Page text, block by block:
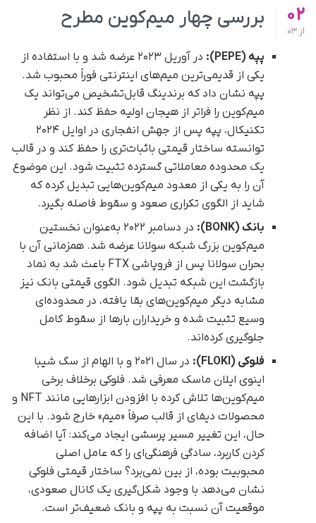
02
از
بررسی چهار میم‌کوین مطرح
پپه (PEPE):
در آوریل ۲۰۲۳ عرضه شد و با استفاده از
یکی از قدیمی‌ترین میم‌های اینترنتی فوراً محبوب شد.
پپه نشان داد که برندینگ قابل‌تشخیص می‌تواند یک
میم‌کوین را فراتر از هیجان اولیه حفظ کند. از نظر
تکنیکال، پپه پس از جهش انفجاری در اوایل ۲۰۲۴
توانسته ساختار قیمتی باثبات‌تری را حفظ کند و در قالب
یک محدوده معاملاتی گسترده تثبیت شود. این موضوع
آن را به یکی از معدود میم‌کوین‌هایی تبدیل کرده که
شاید از الگوی تکراری صعود و سقوط فاصله بگیرد.
بانک (BONK):
در دسامبر ۲۰۲۲ به‌عنوان نخستین
میم‌کوین بزرگ شبکه سولانا عرضه شد. همزمانی آن با
بحران سولانا پس از فروپاشی FTX باعث شد به نماد
بازگشت این شبکه تبدیل شود. الگوی قیمتی بانک نیز
مشابه دیگر میم‌کوین‌های بقا یافته، در محدوده‌ای
وسیع تثبیت شده و خریداران بارها از سقوط کامل
جلوگیری کرده‌اند.
فلوکی (FLOKI):
در سال ۲۰۲۱ و با الهام از سگ شیبا
اینوی ایلان ماسک معرفی شد. فلوکی برخلاف برخی
میم‌کوین‌ها تلاش کرده با افزودن ابزارهایی مانند NFT و
محصولات دیفای از قالب صرفاً «میم» خارج شود. با این
حال، این تغییر مسیر پرسشی ایجاد می‌کند: آیا اضافه
کردن کاربرد، سادگی فرهنگی‌ای را که عامل اصلی
محبوبیت بوده، از بین نمی‌برد؟ ساختار قیمتی فلوکی
نشان می‌دهد با وجود شکل‌گیری یک کانال صعودی،
موقعیت آن نسبت به پپه و بانک ضعیف‌تر است.